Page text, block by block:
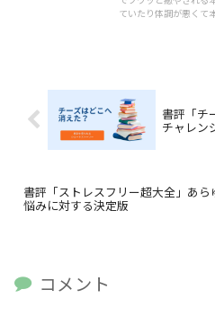
ていたり体調が悪くて
書評「チ
チャレン
書評「ストレスフリー超大全」あら
悩みに対する決定版
コメント